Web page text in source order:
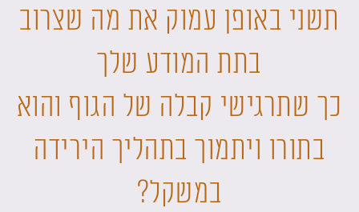
תשני באופן עמוק את מה שצרוב
בתת המודע שלך
כך שתרגישי קבלה של הגוף והוא
בתורו ויתמוך בתהליך הירידה
במשקל?